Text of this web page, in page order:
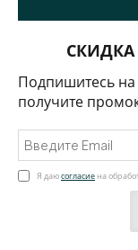
Футболка из
5 500 ₽
Мужские
СКИДКА
Подпишитесь
получите
Я даюсогласие на